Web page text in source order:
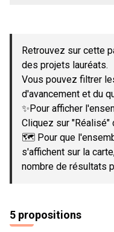
−
Retrouvez sur cette
des projets lauréats.
Vous pouvez filtrer
d'avancement et du
✨Pour afficher
Cliquez sur
🗺️ Pour que
s'affichent sur la
nombre de résultats
5 propositions